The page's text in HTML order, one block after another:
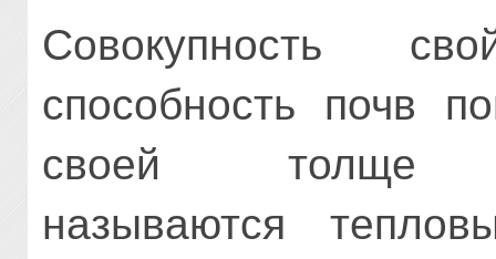
Совокупность
способность почв
своей толще
называются